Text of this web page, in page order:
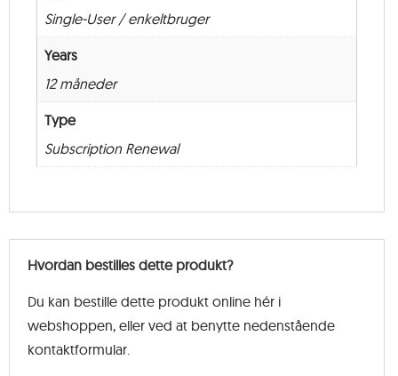
Single-User / enkeltbruger
Years
12 måneder
Type
Subscription Renewal
Hvordan bestilles dette produkt?
Du kan bestille dette produkt online hér i
webshoppen, eller ved at benytte nedenstående
kontaktformular.